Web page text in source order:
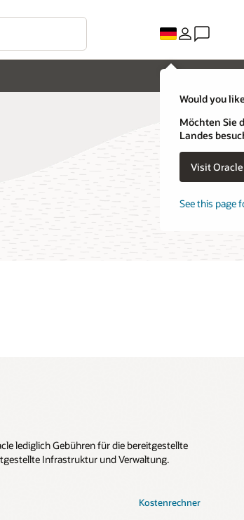
Would you
Möchten Sie
Landes
Visit
See this page
lediglich Gebühren für die bereitgestellte
Infrastruktur und Verwaltung.
Kostenrechner